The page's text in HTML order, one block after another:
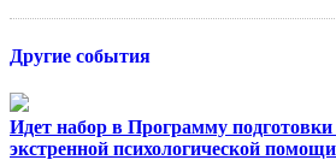
Другие события
Идет набор в Программу подготовки
экстренной психологической